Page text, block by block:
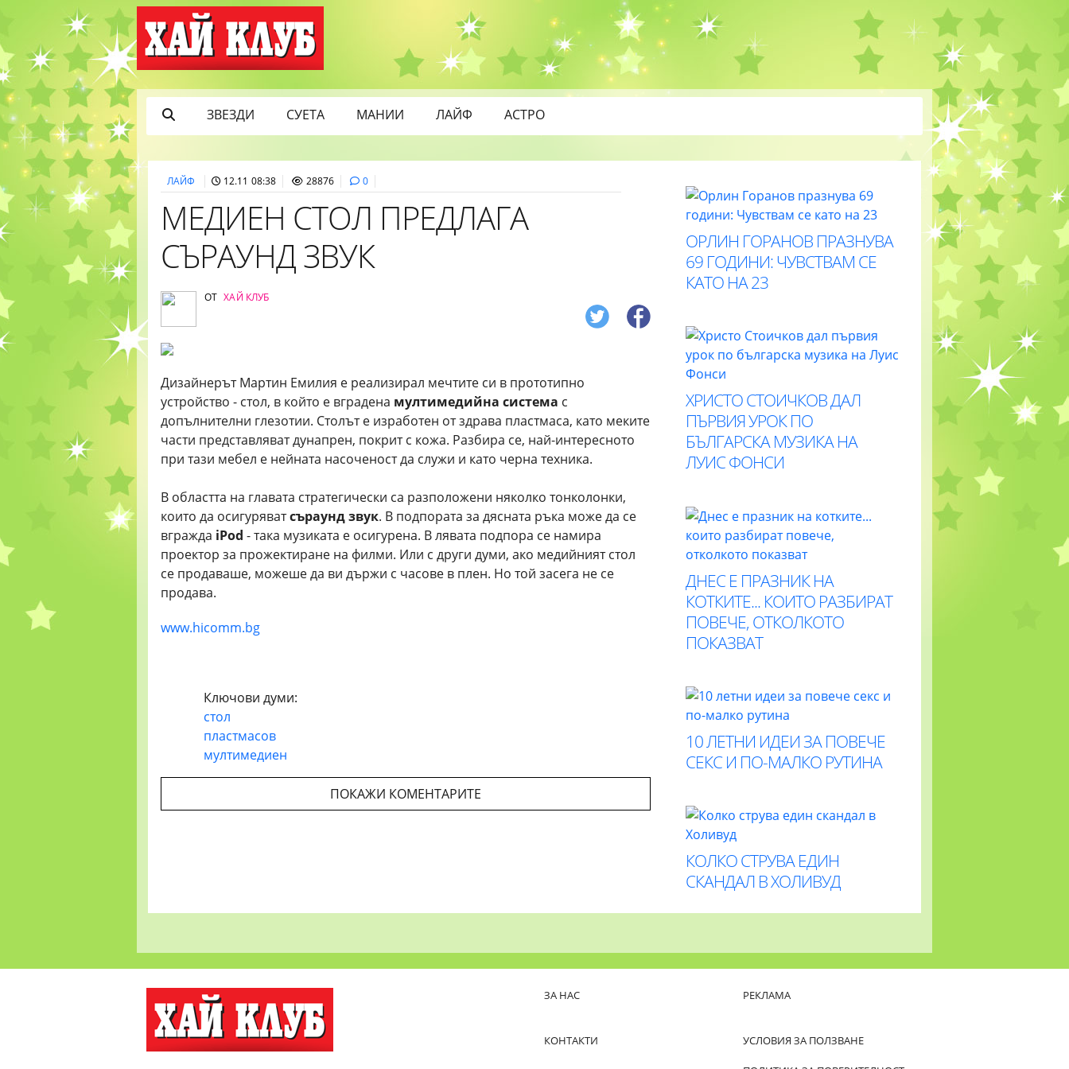
ЗВЕЗДИ СУЕТА МАНИИ ЛАЙФ АСТРО
ЛАЙФ 12.11 08:38 28876 0
МЕДИЕН СТОЛ ПРЕДЛАГА
СЪРАУНД ЗВУК
ОТ ХАЙ КЛУБ
Дизайнерът Мартин Емилия е реализирал мечтите си в прототипно
устройство - стол, в който е вградена мултимедийна система с
допълнителни глезотии. Столът е изработен от здрава пластмаса, като меките
части представляват дунапрен, покрит с кожа. Разбира се, най-интересното
при тази мебел е нейната насоченост да служи и като черна техника.
В областта на главата стратегически са разположени няколко тонколонки,
които да осигуряватсъраунд звук. В подпората за дясната ръка може да се
вгражда iPod - така музиката е осигурена. В лявата подпора се намира
проектор за прожектиране на филми. Или с други думи, ако медийният стол
се продаваше, можеше да ви държи с часове в плен. Но той засега не се
продава.
www.hicomm.bg
Ключови думи:
стол
пластмасов
мултимедиен
ПОКАЖИ КОМЕНТАРИТЕ
ОРЛИН ГОРАНОВ ПРАЗНУВА
69 ГОДИНИ: ЧУВСТВАМ СЕ
КАТО НА 23
ХРИСТО СТОИЧКОВ ДАЛ
ПЪРВИЯ УРОК ПО
БЪЛГАРСКА МУЗИКА НА
ЛУИС ФОНСИ
ДНЕС Е ПРАЗНИК НА
КОТКИТЕ... КОИТО РАЗБИРАТ
ПОВЕЧЕ, ОТКОЛКОТО
ПОКАЗВАТ
10 ЛЕТНИ ИДЕИ ЗА ПОВЕЧЕ
СЕКС И ПО-МАЛКО РУТИНА
КОЛКО СТРУВА ЕДИН
СКАНДАЛ В ХОЛИВУД
ЗА НАС
КОНТАКТИ
РЕКЛАМА
УСЛОВИЯ ЗА ПОЛЗВАНЕ